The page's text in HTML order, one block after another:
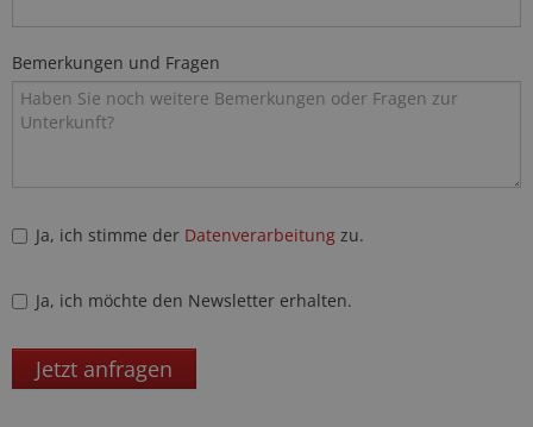
Bemerkungen und Fragen
Ja, ich stimme der Datenverarbeitung zu.
Ja, ich möchte den Newsletter erhalten.
Jetzt anfragen